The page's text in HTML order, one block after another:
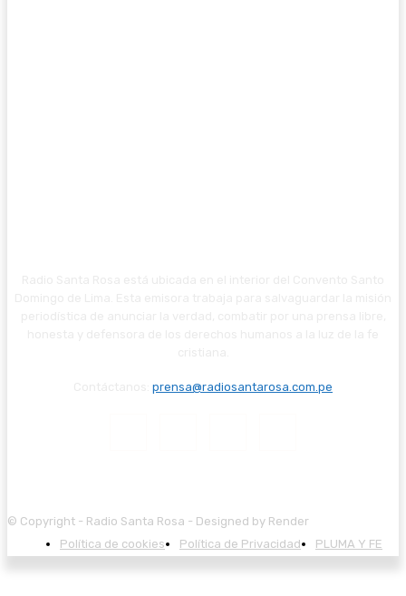
prensa@radiosantarosa.com.pe
© Copyright - Radio Santa Rosa - Designed by Render
Política de cookies
Política de Privacidad PLUMA Y FE